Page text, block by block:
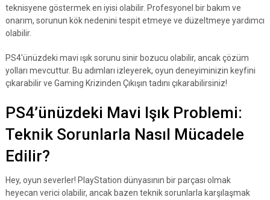
teknisyene göstermek en iyisi olabilir. Profesyonel bir bakım ve
onarım, sorunun kök nedenini tespit etmeye ve düzeltmeye yardımcı
olabilir.
PS4'ünüzdeki mavi ışık sorunu sinir bozucu olabilir, ancak çözüm
yolları mevcuttur. Bu adımları izleyerek, oyun deneyiminizin keyfini
çıkarabilir ve Gaming Krizinden Çıkışın tadını çıkarabilirsiniz!
PS4’ünüzdeki Mavi Işık Problemi:
Teknik Sorunlarla Nasıl Mücadele
Edilir?
Hey, oyun severler! PlayStation dünyasının bir parçası olmak
heyecan verici olabilir, ancak bazen teknik sorunlarla karşılaşmak